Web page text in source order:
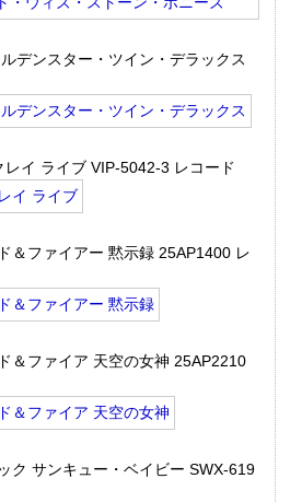
デンスター・ツイン・デラックス
イ ライブ VIP-5042-3 レコード
＆ファイアー 黙示録 25AP1400 レ
＆ファイア 天空の女神 25AP2210
ク サンキュー・ベイビー SWX-619